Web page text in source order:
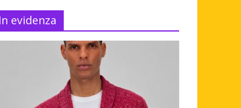
In evidenza